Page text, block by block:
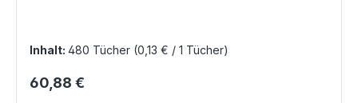
Inhalt: 480 Tücher (0,13 € / 1 Tücher)
Regulärer Preis:
60,88 €